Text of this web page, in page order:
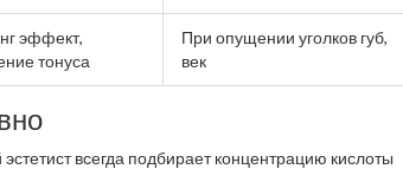
эффект,
тонуса
При опущении уголков губ,
век
всегда подбирает концентрацию кислоты